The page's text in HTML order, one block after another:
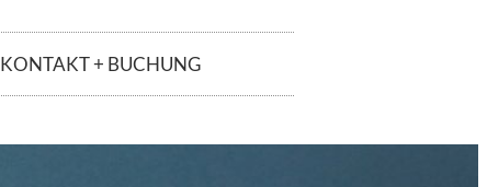
KONTAKT + BUCHUNG